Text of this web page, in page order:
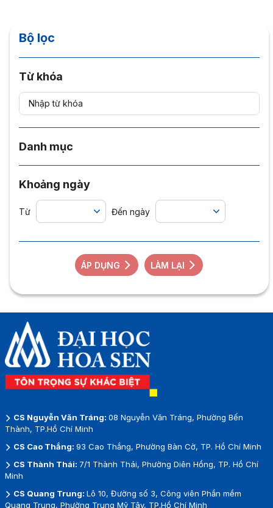
Bộ lọc
Từ khóa
Danh mục
Khoảng ngày
Từ Đến ngày
ÁP DỤNG LÀM LẠI
CS Nguyễn Văn Tráng: 08 Nguyễn Văn Tráng, Phường Bến
Thành, TP.Hồ Chí Minh
CS Cao Thắng: 93 Cao Thắng, Phường Bàn Cờ, TP. Hồ Chí Minh
CS Thành Thái: 7/1 Thành Thái, Phường Diên Hồng, TP. Hồ Chí
Minh
CS Quang Trung: Lô 10, Đường số 3, Công viên Phần mềm
Quang Trung, Phường Trung Mỹ Tây, TP.Hồ Chí Minh